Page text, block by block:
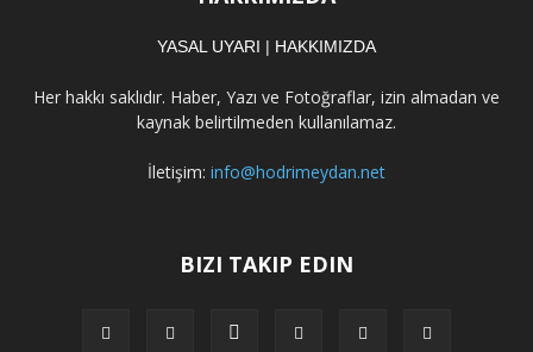
YASAL UYARI | HAKKIMIZDA
Her hakkı saklıdır. Haber, Yazı ve Fotoğraflar, izin almadan ve
kaynak belirtilmeden kullanılamaz.
İletişim: info@hodrimeydan.net
BIZI TAKIP EDIN